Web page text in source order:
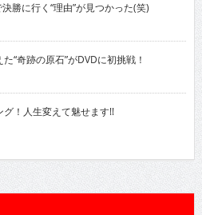
勝に行く“理由”が見つかった(笑)
“奇跡の原石”がDVDに初挑戦！
！人生変えて魅せます!!